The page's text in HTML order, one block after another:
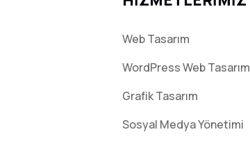
Web Tasarım
WordPress Web Tasarım
Grafik Tasarım
Sosyal Medya Yönetimi